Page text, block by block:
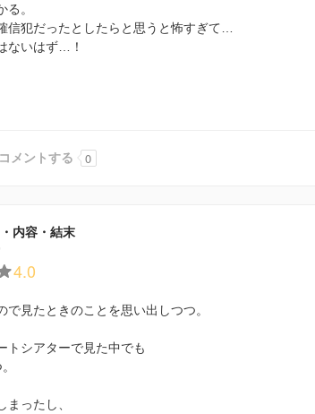
。
信犯だったとしたらと思うと怖すぎて…
ないはず…！
コメントする 0
内容・結末
4.0
見たときのことを思い出しつつ。
トシアターで見た中でも
ったし、